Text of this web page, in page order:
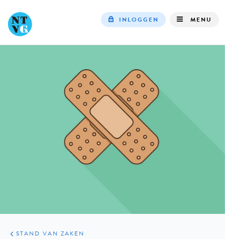
INLOGGEN MENU
ARTIKELEN
PRAKTIJK
STAND VAN ZAKEN